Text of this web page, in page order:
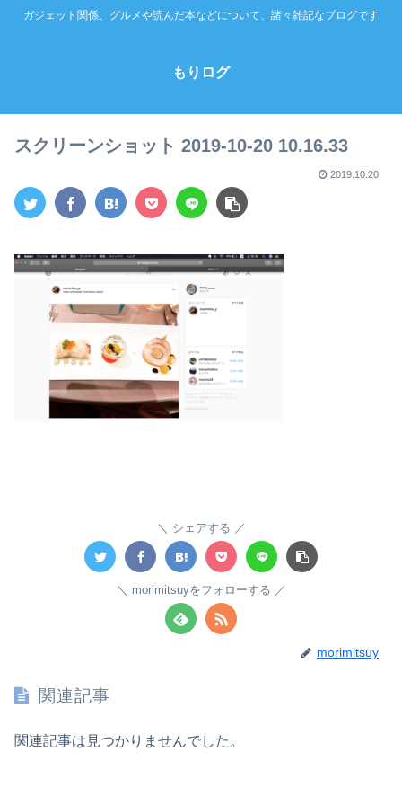
ガジェット関係、グルメや読んだ本などについて、諸々雑記なブログです
もりログ
スクリーンショット 2019-10-20 10.16.33
2019.10.20
シェアする
morimitsuyをフォローする
morimitsuy
関連記事
関連記事は見つかりませんでした。